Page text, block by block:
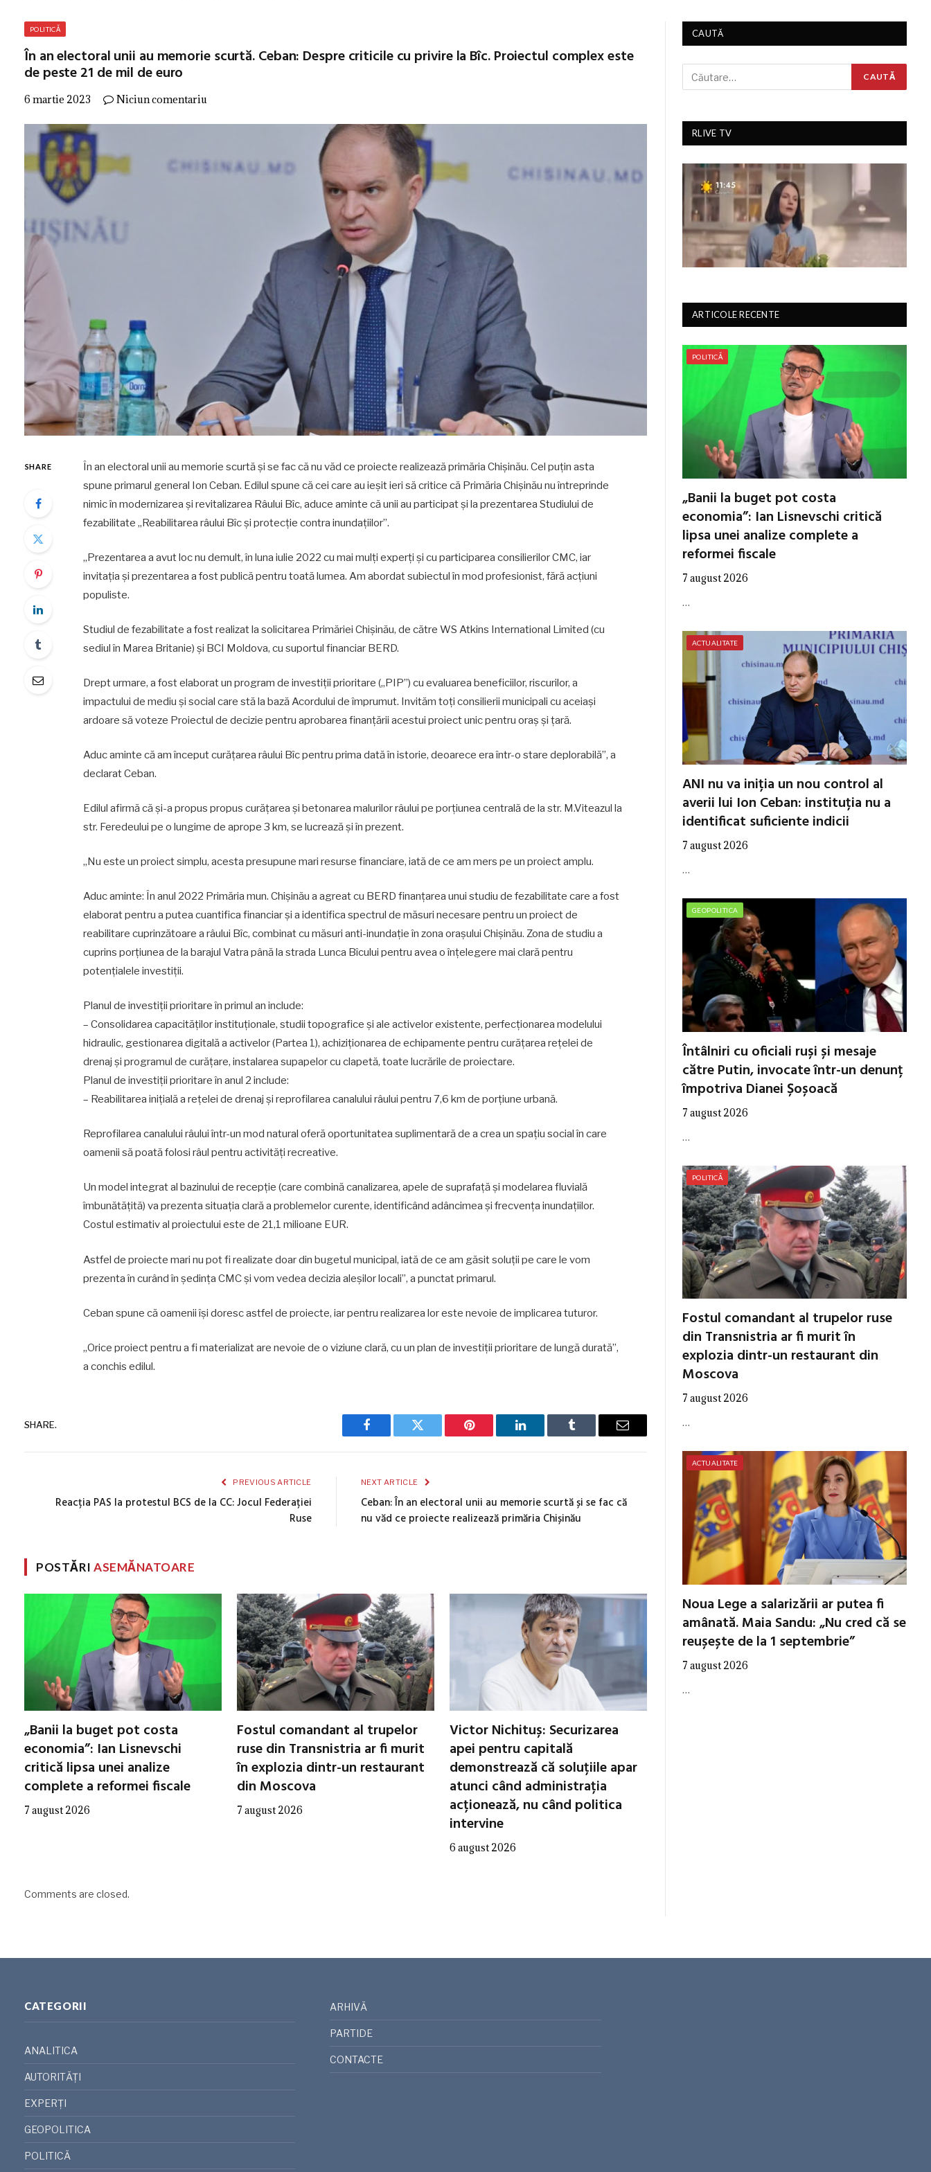
POLITICĂ
În an electoral unii au memorie scurtă. Ceban: Despre criticile cu privire la Bîc. Proiectul complex este
de peste 21 de mil de euro
6 martie 2023 Niciun comentariu
SHARE
În an electoral unii au memorie scurtă și se fac că nu văd ce proiecte realizează primăria Chișinău. Cel puțin asta
spune primarul general Ion Ceban. Edilul spune că cei care au ieșit ieri să critice că Primăria Chișinău nu întreprinde
nimic în modernizarea și revitalizarea Râului Bîc, aduce aminte că unii au participat și la prezentarea Studiului de
fezabilitate „Reabilitarea râului Bîc și protecție contra inundațiilor”.
„Prezentarea a avut loc nu demult, în luna iulie 2022 cu mai mulți experți și cu participarea consilierilor CMC, iar
invitația și prezentarea a fost publică pentru toată lumea. Am abordat subiectul în mod profesionist, fără acțiuni
populiste.
Studiul de fezabilitate a fost realizat la solicitarea Primăriei Chișinău, de către WS Atkins International Limited (cu
sediul în Marea Britanie) și BCI Moldova, cu suportul financiar BERD.
Drept urmare, a fost elaborat un program de investiții prioritare („PIP”) cu evaluarea beneficiilor, riscurilor, a
impactului de mediu și social care stă la bază Acordului de împrumut. Invităm toți consilierii municipali cu aceiași
ardoare să voteze Proiectul de decizie pentru aprobarea finanțării acestui proiect unic pentru oraș și țară.
Aduc aminte că am început curățarea râului Bîc pentru prima dată în istorie, deoarece era într-o stare deplorabilă”, a
declarat Ceban.
Edilul afirmă că și-a propus propus curățarea și betonarea malurilor râului pe porțiunea centrală de la str. M.Viteazul la
str. Feredeului pe o lungime de aprope 3 km, se lucrează și în prezent.
„Nu este un proiect simplu, acesta presupune mari resurse financiare, iată de ce am mers pe un proiect amplu.
Aduc aminte: În anul 2022 Primăria mun. Chișinău a agreat cu BERD finanțarea unui studiu de fezabilitate care a fost
elaborat pentru a putea cuantifica financiar și a identifica spectrul de măsuri necesare pentru un proiect de
reabilitare cuprinzătoare a râului Bîc, combinat cu măsuri anti-inundație în zona orașului Chișinău. Zona de studiu a
cuprins porțiunea de la barajul Vatra până la strada Lunca Bîcului pentru avea o înțelegere mai clară pentru
potențialele investiții.
Planul de investiții prioritare în primul an include:
– Consolidarea capacităților instituționale, studii topografice și ale activelor existente, perfecționarea modelului
hidraulic, gestionarea digitală a activelor (Partea 1), achiziționarea de echipamente pentru curățarea rețelei de
drenaj și programul de curățare, instalarea supapelor cu clapetă, toate lucrările de proiectare.
Planul de investiții prioritare în anul 2 include:
– Reabilitarea inițială a rețelei de drenaj și reprofilarea canalului râului pentru 7,6 km de porțiune urbană.
Reprofilarea canalului râului într-un mod natural oferă oportunitatea suplimentară de a crea un spațiu social în care
oamenii să poată folosi râul pentru activități recreative.
Un model integrat al bazinului de recepție (care combină canalizarea, apele de suprafață și modelarea fluvială
îmbunătățită) va prezenta situația clară a problemelor curente, identificând adâncimea și frecvența inundațiilor.
Costul estimativ al proiectului este de 21,1 milioane EUR.
Astfel de proiecte mari nu pot fi realizate doar din bugetul municipal, iată de ce am găsit soluții pe care le vom
prezenta în curând în ședința CMC și vom vedea decizia aleșilor locali”, a punctat primarul.
Ceban spune că oamenii își doresc astfel de proiecte, iar pentru realizarea lor este nevoie de implicarea tuturor.
„Orice proiect pentru a fi materializat are nevoie de o viziune clară, cu un plan de investiții prioritare de lungă durată”,
a conchis edilul.
SHARE.
Facebook Twitter Pinterest LinkedIn Tumblr Email
PREVIOUS ARTICLE
Reacția PAS la protestul BCS de la CC: Jocul Federației
Ruse
NEXT ARTICLE
Ceban: În an electoral unii au memorie scurtă și se fac că
nu văd ce proiecte realizează primăria Chișinău
POSTĂRIASEMĂNATOARE
„Banii la buget pot costa
economia”: Ian Lisnevschi
critică lipsa unei analize
complete a reformei fiscale
7 august 2026
Fostul comandant al trupelor
ruse din Transnistria ar fi murit
în explozia dintr-un restaurant
din Moscova
7 august 2026
Victor Nichituș: Securizarea
apei pentru capitală
demonstrează că soluțiile apar
atunci când administrația
acționează, nu când politica
intervine
6 august 2026
Comments are closed.
CAUTĂ
RLIVE TV
ARTICOLE RECENTE
POLITICĂ
„Banii la buget pot costa
economia”: Ian Lisnevschi critică
lipsa unei analize complete a
reformei fiscale
7 august 2026
…
ACTUALITATE
ANI nu va iniția un nou control al
averii lui Ion Ceban: instituția nu a
identificat suficiente indicii
7 august 2026
…
GEOPOLITICA
Întâlniri cu oficiali ruși și mesaje
către Putin, invocate într-un denunț
împotriva Dianei Șoșoacă
7 august 2026
…
POLITICĂ
Fostul comandant al trupelor ruse
din Transnistria ar fi murit în
explozia dintr-un restaurant din
Moscova
7 august 2026
…
ACTUALITATE
Noua Lege a salarizării ar putea fi
amânată. Maia Sandu: „Nu cred că se
reușește de la 1 septembrie”
7 august 2026
…
CATEGORII
ANALITICA
AUTORITĂȚI
EXPERȚI
GEOPOLITICA
POLITICĂ
ARHIVĂ
PARTIDE
CONTACTE